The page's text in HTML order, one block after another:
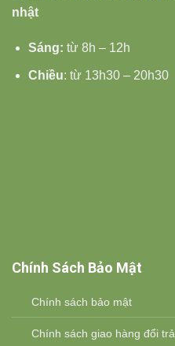
nhật
Sáng: từ 8h – 12h
Chiều: từ 13h30 – 20h30
Chính Sách Bảo Mật
Chính sách bảo mật
Chính sách giao hàng đổi trả